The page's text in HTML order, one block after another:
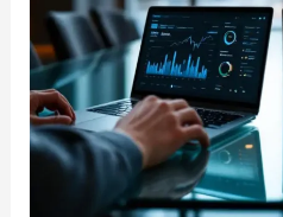
Dynamics
365
en
Business
Central?